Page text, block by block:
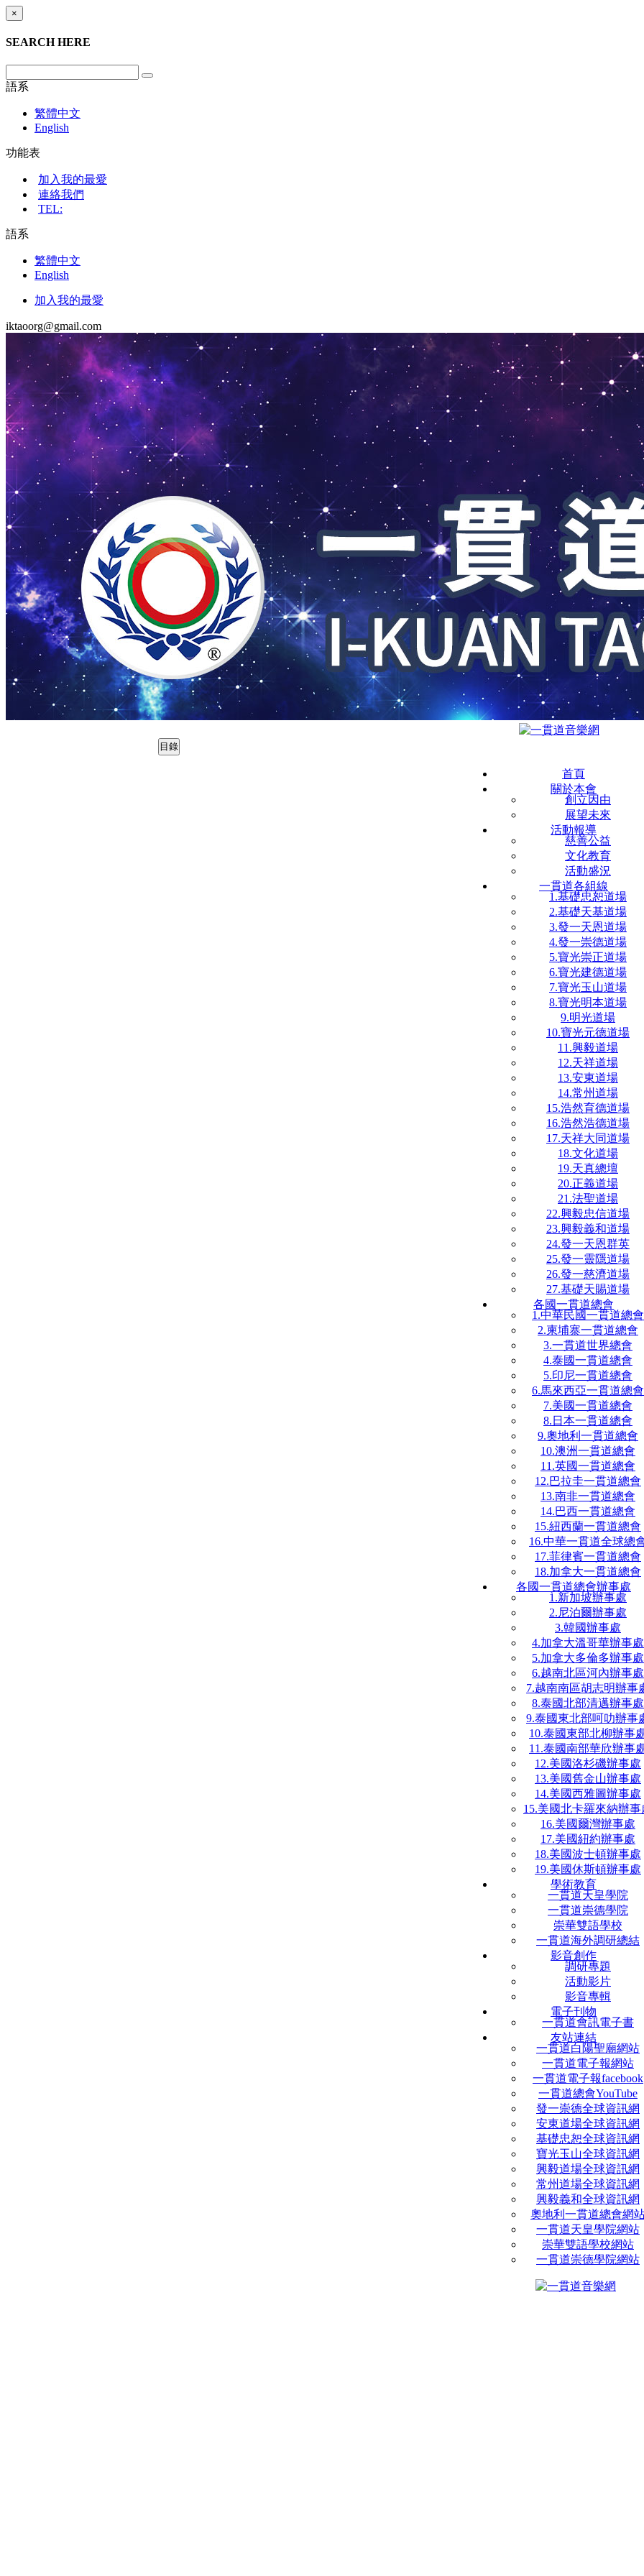
×
SEARCH HERE
語系
繁體中文
English
功能表
加入我的最愛
連絡我們
TEL:
語系
繁體中文
English
加入我的最愛
iktaoorg@gmail.com
目錄
首頁
關於本會
創立因由
展望未來
活動報導
慈善公益
文化教育
活動盛況
一貫道各組線
1.基礎忠恕道場
2.基礎天基道場
3.發一天恩道場
4.發一崇德道場
5.寶光崇正道場
6.寶光建德道場
7.寶光玉山道場
8.寶光明本道場
9.明光道場
10.寶光元德道場
11.興毅道場
12.天祥道場
13.安東道場
14.常州道場
15.浩然育德道場
16.浩然浩德道場
17.天祥大同道場
18.文化道場
19.天真總壇
20.正義道場
21.法聖道場
22.興毅忠信道場
23.興毅義和道場
24.發一天恩群英
25.發一靈隱道場
26.發一慈濟道場
27.基礎天賜道場
各國一貫道總會
1.中華民國一貫道總會
2.柬埔寨一貫道總會
3.一貫道世界總會
4.泰國一貫道總會
5.印尼一貫道總會
6.馬來西亞一貫道總會
7.美國一貫道總會
8.日本一貫道總會
9.奧地利一貫道總會
10.澳洲一貫道總會
11.英國一貫道總會
12.巴拉圭一貫道總會
13.南非一貫道總會
14.巴西一貫道總會
15.紐西蘭一貫道總會
16.中華一貫道全球總
17.菲律賓一貫道總會
18.加拿大一貫道總會
各國一貫道總會辦事處
1.新加坡辦事處
2.尼泊爾辦事處
3.韓國辦事處
4.加拿大溫哥華辦事處
5.加拿大多倫多辦事處
6.越南北區河內辦事處
7.越南南區胡志明辦事
8.泰國北部清邁辦事處
9.泰國東北部呵叻辦事
10.泰國東部北柳辦事
11.泰國南部華欣辦事
12.美國洛杉磯辦事處
13.美國舊金山辦事處
14.美國西雅圖辦事處
15.美國北卡羅來納辦事
16.美國爾灣辦事處
17.美國紐約辦事處
18.美國波士頓辦事處
19.美國休斯頓辦事處
學術教育
一貫道天皇學院
一貫道崇德學院
崇華雙語學校
一貫道海外調研總結
影音創作
調研專題
活動影片
影音專輯
電子刊物
一貫道會訊電子書
友站連結
一貫道白陽聖廟網站
一貫道電子報網站
一貫道電子報facebook
一貫道總會YouTube
發一崇德全球資訊網
安東道場全球資訊網
基礎忠恕全球資訊網
寶光玉山全球資訊網
興毅道場全球資訊網
常州道場全球資訊網
興毅義和全球資訊網
奧地利一貫道總會網
一貫道天皇學院網站
崇華雙語學校網站
一貫道崇德學院網站